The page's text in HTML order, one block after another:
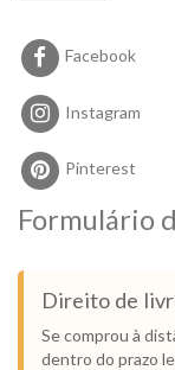
Facebook
Instagram
Pinterest
Formulário
Direito de
Se comprou à
dentro do prazo